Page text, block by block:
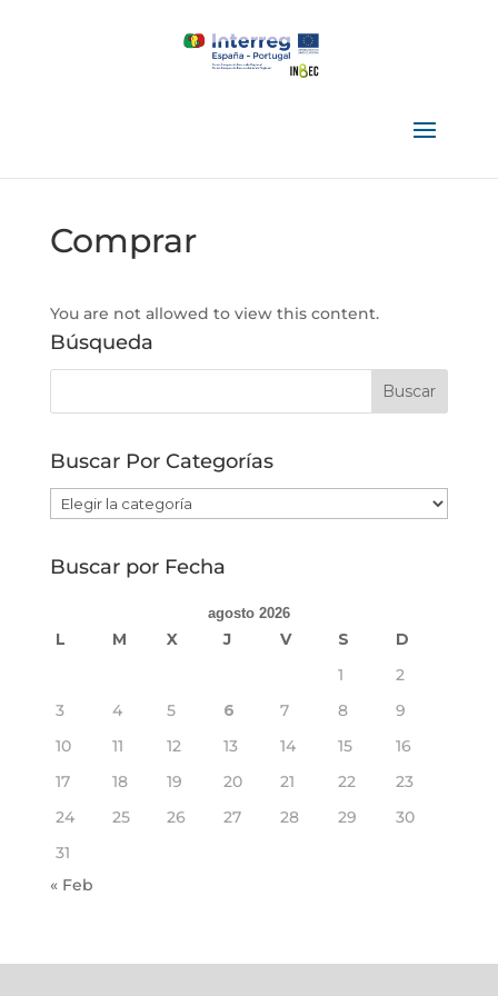
Comprar
You are not allowed to view this content.
Búsqueda
Buscar Por Categorías
Buscar
Categorías
Buscar por Fecha
agosto 2026
L M X J V S
D
1
2
3
4 5 6 7 8
9
10
11 12 13 14 15
16
17
18 19 20 21 22
23
24
25 26 27 28 29
30
31
« Feb